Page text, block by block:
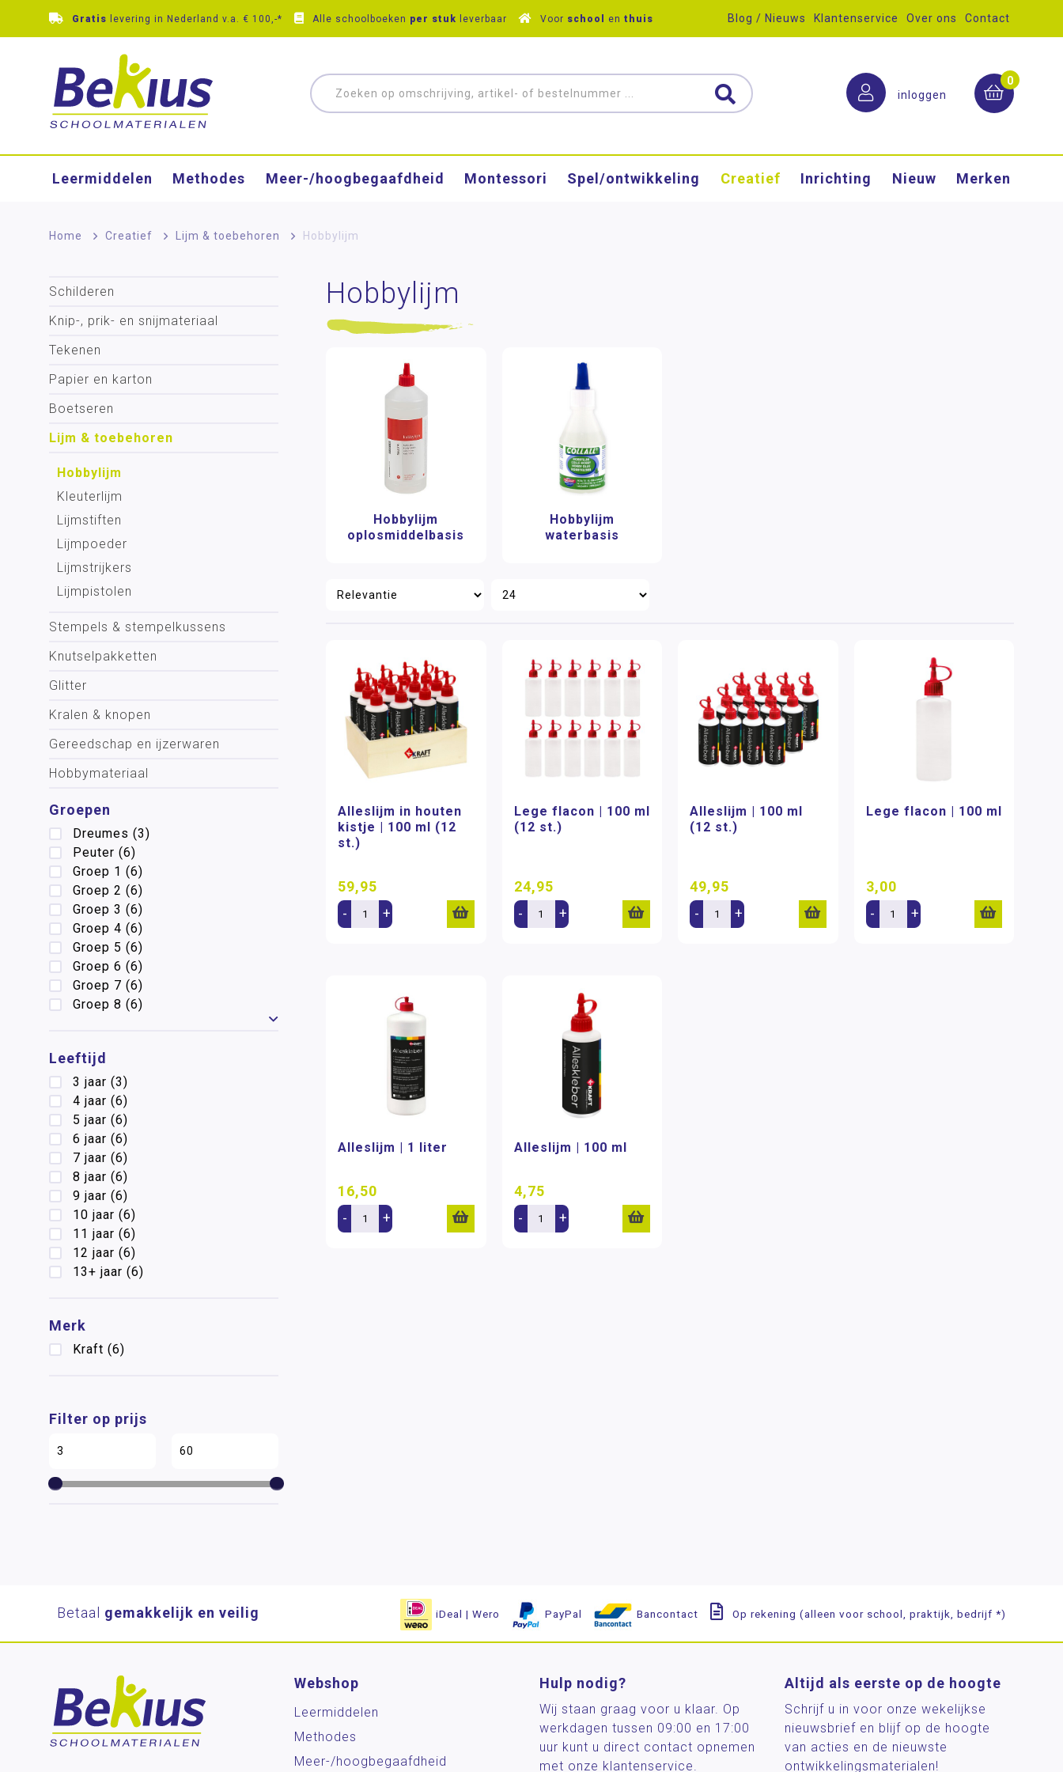
Gratis levering in Nederland v.a. € 100,-* Alle schoolboeken per stuk leverbaar Voor school en thuis Blog / Nieuws Klantenservice Over ons Contact
inloggen
0
Leermiddelen Methodes Meer-/hoog­begaafdheid Montessori Spel/ontwikkeling Creatief Inrichting Nieuw Merken
Home > Creatief > Lijm & toebehoren > Hobbylijm
Schilderen
Knip-, prik- en snijmateriaal
Tekenen
Papier en karton
Boetseren
Lijm & toebehoren
Hobbylijm
Kleuterlijm
Lijmstiften
Lijmpoeder
Lijmstrijkers
Lijmpistolen
Stempels & stempelkussens
Knutselpakketten
Glitter
Kralen & knopen
Gereedschap en ijzerwaren
Hobbymateriaal
Groepen
Dreumes (3)
Peuter (6)
Groep 1 (6)
Groep 2 (6)
Groep 3 (6)
Groep 4 (6)
Groep 5 (6)
Groep 6 (6)
Groep 7 (6)
Groep 8 (6)
Leeftijd
3 jaar (3)
4 jaar (6)
5 jaar (6)
6 jaar (6)
7 jaar (6)
8 jaar (6)
9 jaar (6)
10 jaar (6)
11 jaar (6)
12 jaar (6)
13+ jaar (6)
Merk
Kraft (6)
Filter op prijs
Hobbylijm
Hobbylijm
oplosmiddelbasis
Hobbylijm
waterbasis
Alleslijm in houten
kistje | 100 ml (12
st.)
59,95
- +
Lege flacon | 100 ml
(12 st.)
24,95
- +
Alleslijm | 100 ml
(12 st.)
49,95
- +
Lege flacon | 100 ml
3,00
- +
Alleslijm | 1 liter
16,50
- +
Alleslijm | 100 ml
4,75
- +
Betaal gemakkelijk en veilig iDeal | Wero PayPal Bancontact Op rekening (alleen voor school, praktijk, bedrijf *)
Webshop
Leermiddelen
Methodes
Meer-/hoog­begaafdheid
Hulp nodig?
Wij staan graag voor u klaar. Op
werkdagen tussen 09:00 en 17:00
uur kunt u direct contact opnemen
met onze klantenservice.
Altijd als eerste op de hoogte
Schrijf u in voor onze wekelijkse
nieuwsbrief en blijf op de hoogte
van acties en de nieuwste
ontwikkelingsmaterialen!